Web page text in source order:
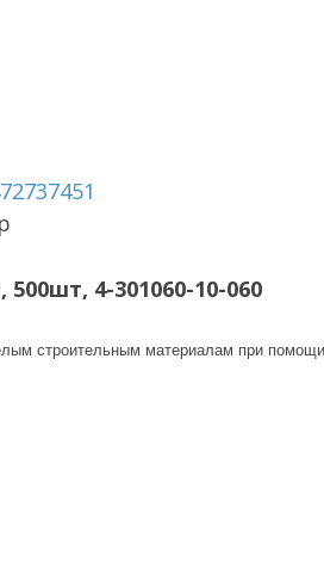
4-301060-10-060
строительным материалам при